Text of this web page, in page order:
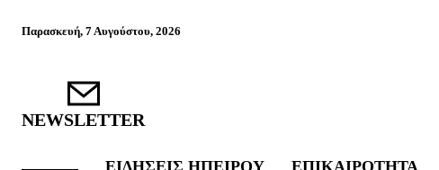
Παρασκευή, 7 Αυγούστου, 2026
NEWSLETTER
ΕΙΔΉΣΕΙΣ ΗΠΕΊΡΟΥ ΕΠΙΚΑΙΡΌΤΗΤΑ